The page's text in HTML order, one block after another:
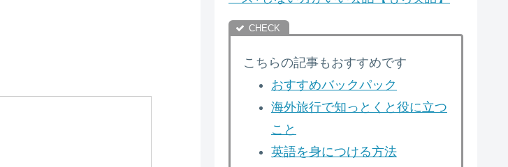
こちらの記事もおすすめです
おすすめバックパック
海外旅行で知っとくと役に立つ
こと
英語を身につける方法